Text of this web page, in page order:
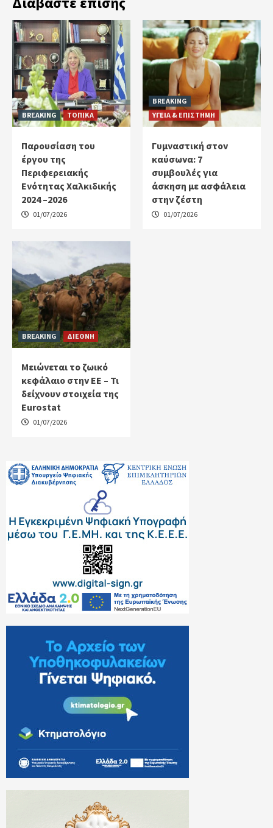
BREAKING ΤΟΠΙΚΑ
Παρουσίαση του
έργου της
Περιφερειακής
Ενότητας Χαλκιδικής
2024 –2026
01/07/2026
BREAKING
ΥΓΕΙΑ & ΕΠΙΣΤΗΜΗ
Γυμναστική στον
καύσωνα: 7
συμβουλές για
άσκηση με ασφάλεια
στην ζέστη
01/07/2026
BREAKING ΔΙΕΘΝΗ
Μειώνεται το ζωικό
κεφάλαιο στην ΕΕ – Τι
δείχνουν στοιχεία της
Eurostat
01/07/2026